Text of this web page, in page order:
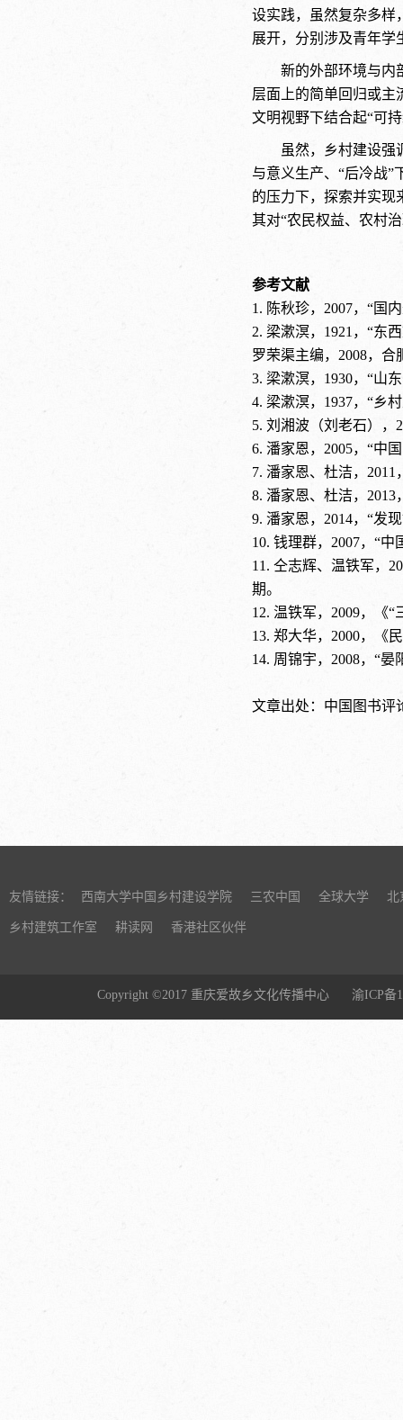
设实践，虽然复杂多样
展开，分别涉及青年学
新的外部环境与内
层面上的简单回归或主
文明视野下结合起“可
虽然，乡村建设强
与意义生产、“后冷战”
的压力下，探索并实现
其对“农民权益、农村
参考文献
1. 陈秋珍，2007，“国
2. 梁漱溟，1921，“东
罗荣渠主编，2008，合
3. 梁漱溟，1930，“山
4. 梁漱溟，1937，“乡
5. 刘湘波（刘老石），
6. 潘家恩，2005，“中
7. 潘家恩、杜洁，
8. 潘家恩、杜洁，
9. 潘家恩，2014，“发
10. 钱理群，2007，“
11. 仝志辉、温铁军，
期。
12. 温铁军，2009，《
13. 郑大华，2000，《
14. 周锦宇，2008，“
文章出处 ：中国图书评
友情链接： 西南大学中国乡村建设学院 三农中国 全球大学 北
乡村建筑工作室 耕读网 香港社区伙伴
Copyright ©2017 重庆爱故乡文化传播中心 渝ICP备